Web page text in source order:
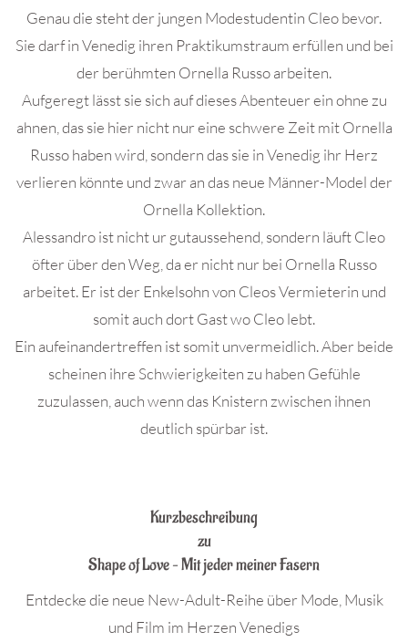
Genau die steht der jungen Modestudentin Cleo bevor.
Sie darf in Venedig ihren Praktikumstraum erfüllen und bei
der berühmten Ornella Russo arbeiten.
Aufgeregt lässt sie sich auf dieses Abenteuer ein ohne zu
ahnen, das sie hier nicht nur eine schwere Zeit mit Ornella
Russo haben wird, sondern das sie in Venedig ihr Herz
verlieren könnte und zwar an das neue Männer-Model der
Ornella Kollektion.
Alessandro ist nicht ur gutaussehend, sondern läuft Cleo
öfter über den Weg, da er nicht nur bei Ornella Russo
arbeitet. Er ist der Enkelsohn von Cleos Vermieterin und
somit auch dort Gast wo Cleo lebt.
Ein aufeinandertreffen ist somit unvermeidlich. Aber beide
scheinen ihre Schwierigkeiten zu haben Gefühle
zuzulassen, auch wenn das Knistern zwischen ihnen
deutlich spürbar ist.
Kurzbeschreibung
zu
Shape of Love – Mit jeder meiner Fasern
Entdecke die neue New-Adult-Reihe über Mode, Musik
und Film im Herzen Venedigs